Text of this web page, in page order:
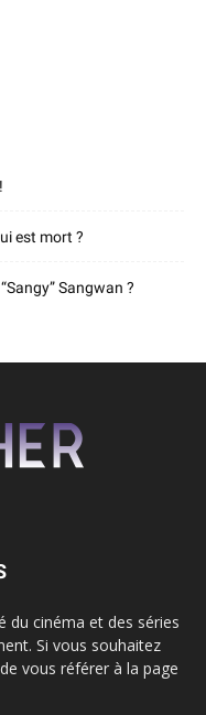
est mort ?
Sangwan ?
du cinéma et des séries
Si vous souhaitez
vous référer à la page